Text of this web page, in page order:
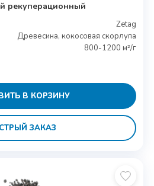
рекуперационный
Zetag
Древесина, кокосовая скорлупа
800-1200 м²/г
В КОРЗИНУ
ЗАКАЗ